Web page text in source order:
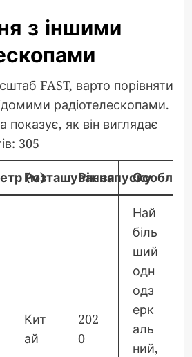
з іншими
FAST, варто порівняти
радіотелескопами.
показує, як він виглядає
305
(м)
РозташуванняРік запуску
Кит
ай
202
0
Най
біль
ший
одн
одз
ерк
аль
ний,